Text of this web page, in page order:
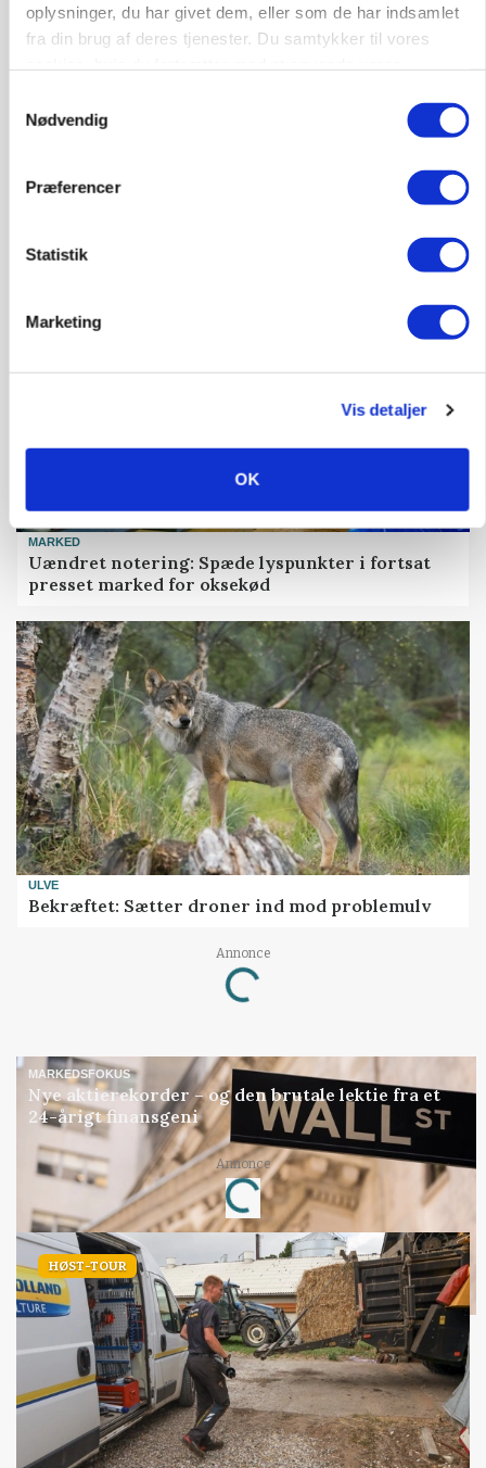
oplysninger, du har givet dem, eller som de har indsamlet
fra din brug af deres tjenester. Du samtykker til vores
Nødvendig
Præferencer
Statistik
Marketing
Vis detaljer
OK
MARKED
Uændret notering: Spæde lyspunkter i fortsat
presset marked for oksekød
ULVE
Bekræftet: Sætter droner ind mod problemulv
Annonce
Loading...
MARKEDSFOKUS
Nye aktierekorder – og den brutale lektie fra et
24-årigt finansgeni
Annonce
Loading...
HØST-TOUR